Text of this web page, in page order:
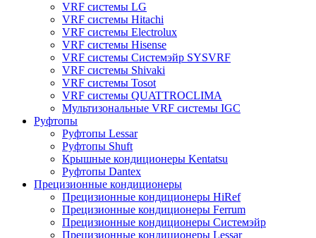
VRF системы LG
VRF системы Hitachi
VRF системы Electrolux
VRF системы Hisense
VRF системы Системэйр SYSVRF
VRF системы Shivaki
VRF системы Tosot
VRF системы QUATTROCLIMA
Мультизональные VRF системы IGC
Руфтопы
Руфтопы Lessar
Руфтопы Shuft
Крышные кондиционеры Kentatsu
Руфтопы Dantex
Прецизионные кондиционеры
Прецизионные кондиционеры HiRef
Прецизионные кондиционеры Ferrum
Прецизионные кондиционеры Системэйр
Прецизионные кондиционеры Lessar